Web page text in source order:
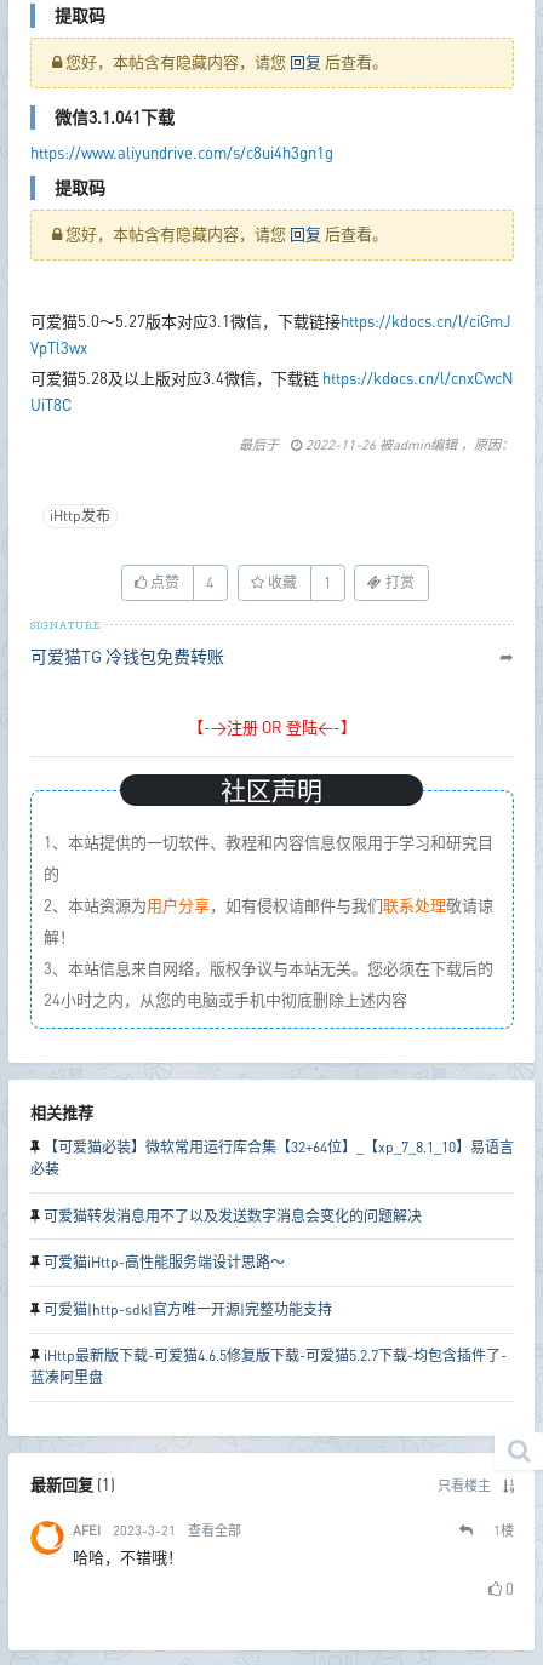
提取码
您好，本帖含有隐藏内容，请您 回复 后查看。
微信3.1.041下载
https://www.aliyundrive.com/s/c8ui4h3gn1g
提取码
您好，本帖含有隐藏内容，请您 回复 后查看。
可爱猫5.0～5.27版本对应3.1微信，下载链接https://kdocs.cn/l/ciGmJ
VpTl3wx
可爱猫5.28及以上版对应3.4微信，下载链 https://kdocs.cn/l/cnxCwcN
UiT8C
最后于 2022-11-26 被admin编辑 ，原因：
iHttp发布
点赞 4 收藏 1 打赏
可爱猫TG 冷钱包免费转账 ➦
【->注册 OR 登陆<-】
社区声明
1、本站提供的一切软件、教程和内容信息仅限用于学习和研究目
的
2、本站资源为用户分享，如有侵权请邮件与我们联系处理敬请谅
解！
3、本站信息来自网络，版权争议与本站无关。您必须在下载后的
24小时之内，从您的电脑或手机中彻底删除上述内容
相关推荐
【可爱猫必装】微软常用运行库合集【32+64位】_【xp_7_8.1_10】易语言
必装
可爱猫转发消息用不了以及发送数字消息会变化的问题解决
可爱猫iHttp-高性能服务端设计思路～
可爱猫|http-sdk|官方唯一开源|完整功能支持
iHttp最新版下载-可爱猫4.6.5修复版下载-可爱猫5.2.7下载-均包含插件了-
蓝凑阿里盘
最新回复(1) 只看楼主
AFEI 2023-3-21 查看全部 1楼
哈哈，不错哦！
0